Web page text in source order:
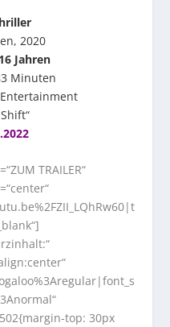
2020
Jahren
Minuten
TRAILER“
top: 30px